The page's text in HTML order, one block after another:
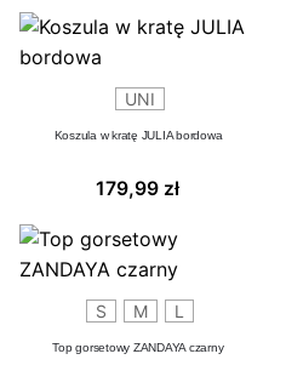
UNI
Koszula w kratę JULIA bordowa
179,99 zł
S M L
Top gorsetowy ZANDAYA czarny